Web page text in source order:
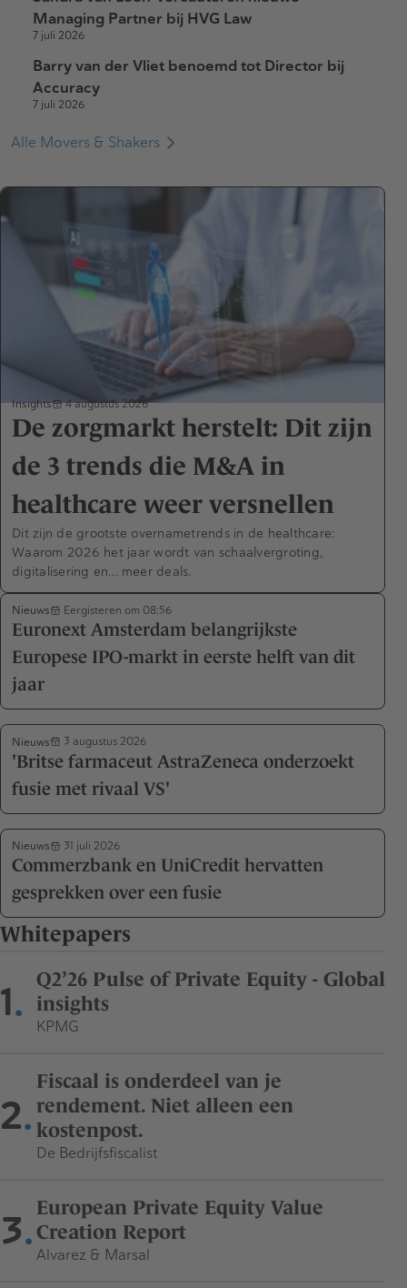
Managing Partner bij HVG Law
7 juli 2026
Barry van der Vliet benoemd tot Director bij
Accuracy
7 juli 2026
Alle Movers & Shakers
Insights 4 augustus 2026
De zorgmarkt herstelt: Dit zijn
de 3 trends die M&A in
healthcare weer versnellen
Dit zijn de grootste overnametrends in de healthcare:
Waarom 2026 het jaar wordt van schaalvergroting,
digitalisering en… meer deals.
Nieuws Eergisteren om 08:56
Euronext Amsterdam belangrijkste
Europese IPO-markt in eerste helft van dit
jaar
Nieuws 3 augustus 2026
'Britse farmaceut AstraZeneca onderzoekt
fusie met rivaal VS'
Nieuws 31 juli 2026
Commerzbank en UniCredit hervatten
gesprekken over een fusie
Whitepapers
1
Q2’26 Pulse of Private Equity - Global
insights
KPMG
2
Fiscaal is onderdeel van je
rendement. Niet alleen een
kostenpost.
De Bedrijfsfiscalist
3
European Private Equity Value
Creation Report
Alvarez & Marsal